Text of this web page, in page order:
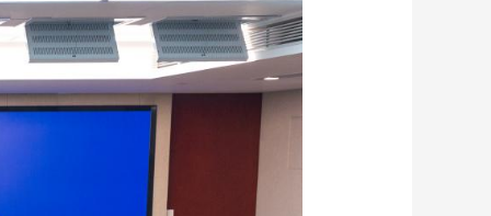
藝術 汽車 數智 5G 産業+
網展 央央好物